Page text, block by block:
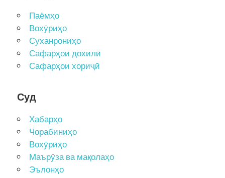
Паёмҳо
Вохӯриҳо
Суханрониҳо
Сафарҳои дохилӣ
Сафарҳои хориҷӣ
Суд
Хабарҳо
Чорабиниҳо
Вохӯриҳо
Маърӯза ва мақолаҳо
Эълонҳо